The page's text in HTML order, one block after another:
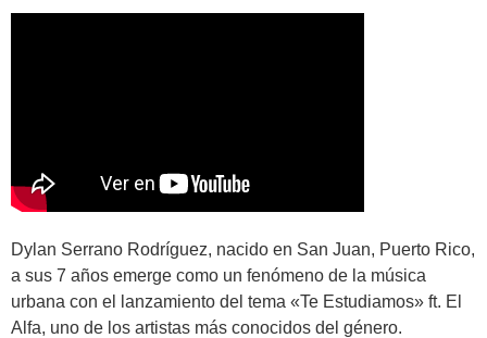
Dylan Serrano Rodríguez, nacido en San Juan, Puerto Rico,
a sus 7 años emerge como un fenómeno de la música
urbana con el lanzamiento del tema «Te Estudiamos» ft. El
Alfa, uno de los artistas más conocidos del género.